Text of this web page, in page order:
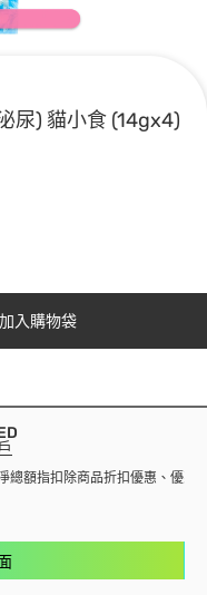
尿) 貓小食 (14gx4)
加入購物袋
總額指扣除商品折扣優惠、優惠